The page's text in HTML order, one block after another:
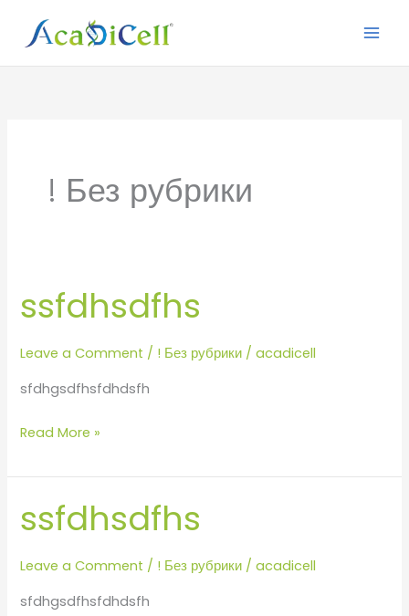
! Без рубрики
ssfdhsdfhs
Leave a Comment / ! Без рубрики /acadicell
sfdhgsdfhsfdhdsfh
ssfdhsdfhs
Read More »
ssfdhsdfhs
Leave a Comment / ! Без рубрики /acadicell
sfdhgsdfhsfdhdsfh
ssfdhsdfhs